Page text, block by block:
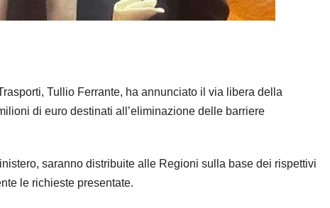
Tullio Ferrante, ha annunciato il via libera della
di euro destinati all’eliminazione delle barriere
saranno distribuite alle Regioni sulla base dei rispettivi
le richieste presentate.